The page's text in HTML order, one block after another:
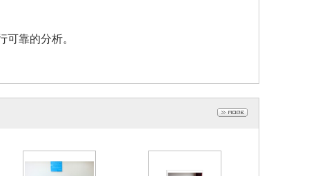
靠的分析。